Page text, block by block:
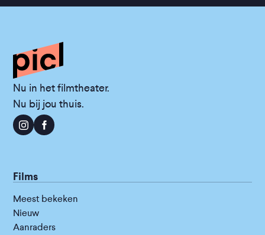
Nu in het filmtheater.
Nu bij jou thuis.
Films
Meest bekeken
Nieuw
Aanraders